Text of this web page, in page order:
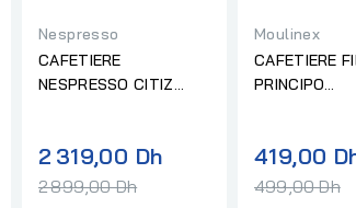
Nespresso
CAFETIERE
NESPRESSO CITIZ
2 319,00 DhPrix
2 899,00 Dh
Moulinex
CAFETIERE
PRINCIPO
419,00
499,00 Dh